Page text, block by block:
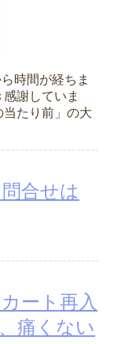
時間が経ちま
謝していま
たり前」の大
合せは
ート再入
痛くない